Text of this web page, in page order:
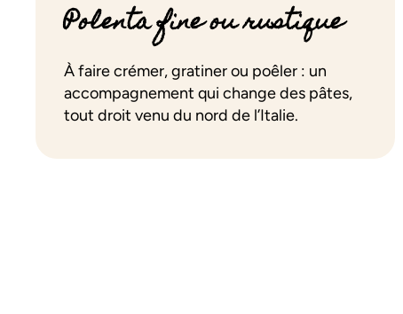
Polenta fine ou rustique
À faire crémer, gratiner ou poêler : un
accompagnement qui change des pâtes,
tout droit venu du nord de l’Italie.